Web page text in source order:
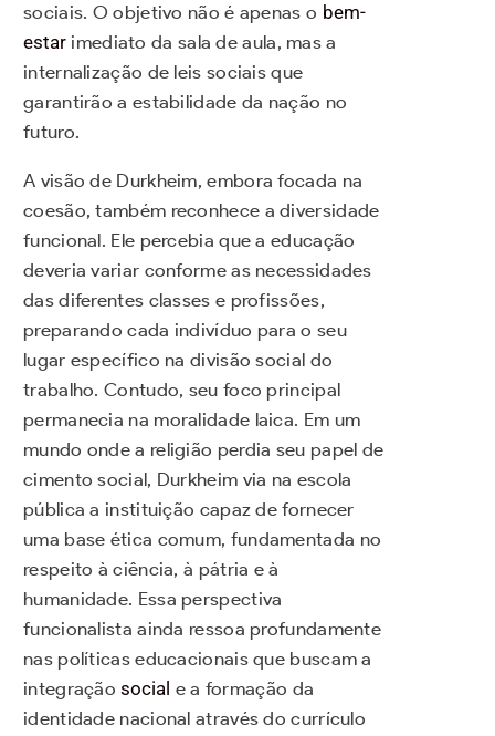
sociais. O objetivo não é apenas o bem-
estar imediato da sala de aula, mas a
internalização de leis sociais que
garantirão a estabilidade da nação no
futuro.
A visão de Durkheim, embora focada na
coesão, também reconhece a diversidade
funcional. Ele percebia que a educação
deveria variar conforme as necessidades
das diferentes classes e profissões,
preparando cada indivíduo para o seu
lugar específico na divisão social do
trabalho. Contudo, seu foco principal
permanecia na moralidade laica. Em um
mundo onde a religião perdia seu papel de
cimento social, Durkheim via na escola
pública a instituição capaz de fornecer
uma base ética comum, fundamentada no
respeito à ciência, à pátria e à
humanidade. Essa perspectiva
funcionalista ainda ressoa profundamente
nas políticas educacionais que buscam a
integraçãosocial e a formação da
identidade nacional através do currículo